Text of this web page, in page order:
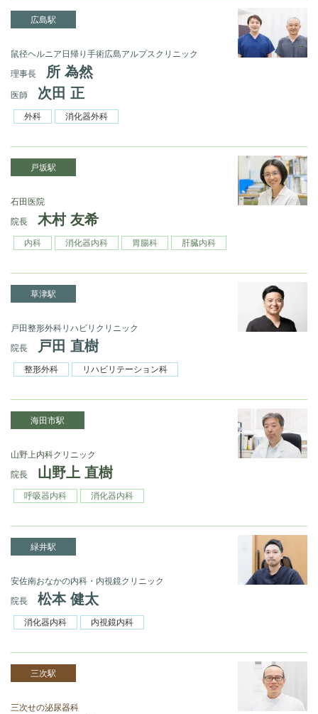
広島駅
鼠径ヘルニア日帰り手術広島アルプスクリニック
理事長
所 為然
医師 次田 正
外科 消化器外科
戸坂駅
石田医院
院長
木村 友希
内科 消化器内科 胃腸科 肝臓内科
草津駅
戸田整形外科リハビリクリニック
院長
戸田 直樹
整形外科 リハビリテーション科
海田市駅
山野上内科クリニック
院長
山野上 直樹
呼吸器内科 消化器内科
緑井駅
安佐南おなかの内科・内視鏡クリニック
院長
松本 健太
消化器内科 内視鏡内科
三次駅
三次せの泌尿器科